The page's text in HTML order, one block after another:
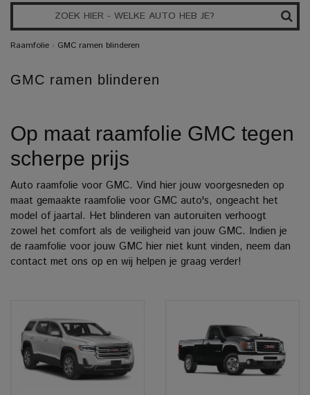
Raamfolie › GMC ramen blinderen
GMC ramen blinderen
Op maat raamfolie GMC tegen
scherpe prijs
Auto raamfolie voor GMC. Vind hier jouw voorgesneden op
maat gemaakte raamfolie voor GMC auto's, ongeacht het
model of jaartal. Het blinderen van autoruiten verhoogt
zowel het comfort als de veiligheid van jouw GMC. Indien je
de raamfolie voor jouw GMC hier niet kunt vinden, neem dan
contact met ons op en wij helpen je graag verder!